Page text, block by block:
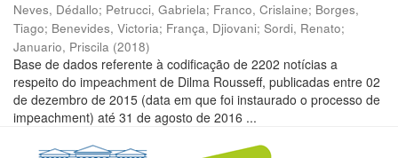
Neves, Dédallo; Petrucci, Gabriela; Franco, Crislaine; Borges,
Tiago; Benevides, Victoria; França, Djiovani; Sordi, Renato;
Januario, Priscila (2018)
Base de dados referente à codificação de 2202 notícias a
respeito do impeachment de Dilma Rousseff, publicadas entre 02
de dezembro de 2015 (data em que foi instaurado o processo de
impeachment) até 31 de agosto de 2016 ...